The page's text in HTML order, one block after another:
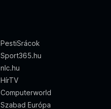
PestiSrácok
Sport365.hu
nlc.hu
HírTV
Computerworld
Szabad Európa